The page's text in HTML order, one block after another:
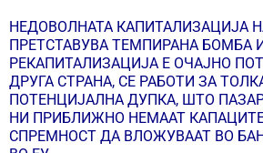
НЕДОВОЛНАТА КАПИТАЛИЗАЦИЈА
ПРЕТСТАВУВА ТЕМПИРАНА БОМБА
РЕКАПИТАЛИЗАЦИЈА Е ОЧАЈНО
ДРУГА СТРАНА, СЕ РАБОТИ ЗА
ПОТЕНЦИЈАЛНА ДУПКА, ШТО
НИ ПРИБЛИЖНО НЕМААТ
СПРЕМНОСТ ДА ВЛОЖУВААТ ВО